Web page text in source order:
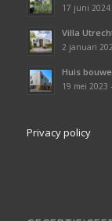
17 juni 2024
Villa
2 januari
Huis
19 mei 2023
Privacy policy